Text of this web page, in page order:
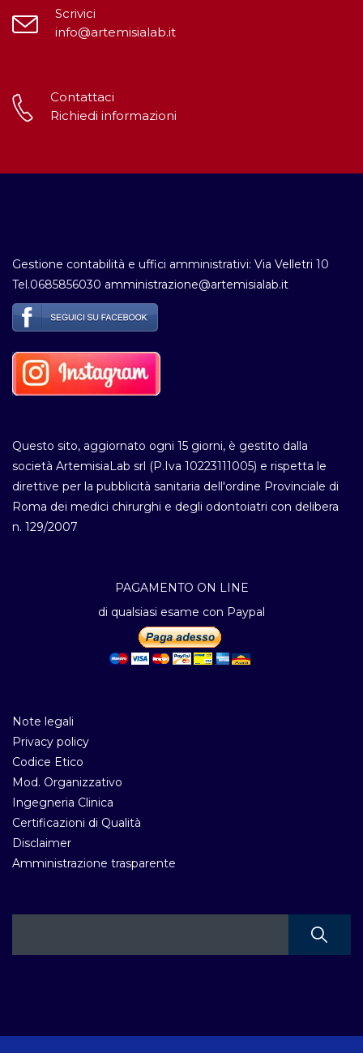
Scrivici
info@artemisialab.it
Contattaci
Richiedi informazioni
Gestione contabilità e uffici amministrativi: Via Velletri 10
Tel.0685856030 amministrazione@artemisialab.it
Questo sito, aggiornato ogni 15 giorni, è gestito dalla
società ArtemisiaLab srl (P.Iva 10223111005) e rispetta le
direttive per la pubblicità sanitaria dell'ordine Provinciale di
Roma dei medici chirurghi e degli odontoiatri con delibera
n. 129/2007
PAGAMENTO ON LINE
di qualsiasi esame con Paypal
Note legali
Privacy policy
Codice Etico
Mod. Organizzativo
Ingegneria Clinica
Certificazioni di Qualità
Disclaimer
Amministrazione trasparente